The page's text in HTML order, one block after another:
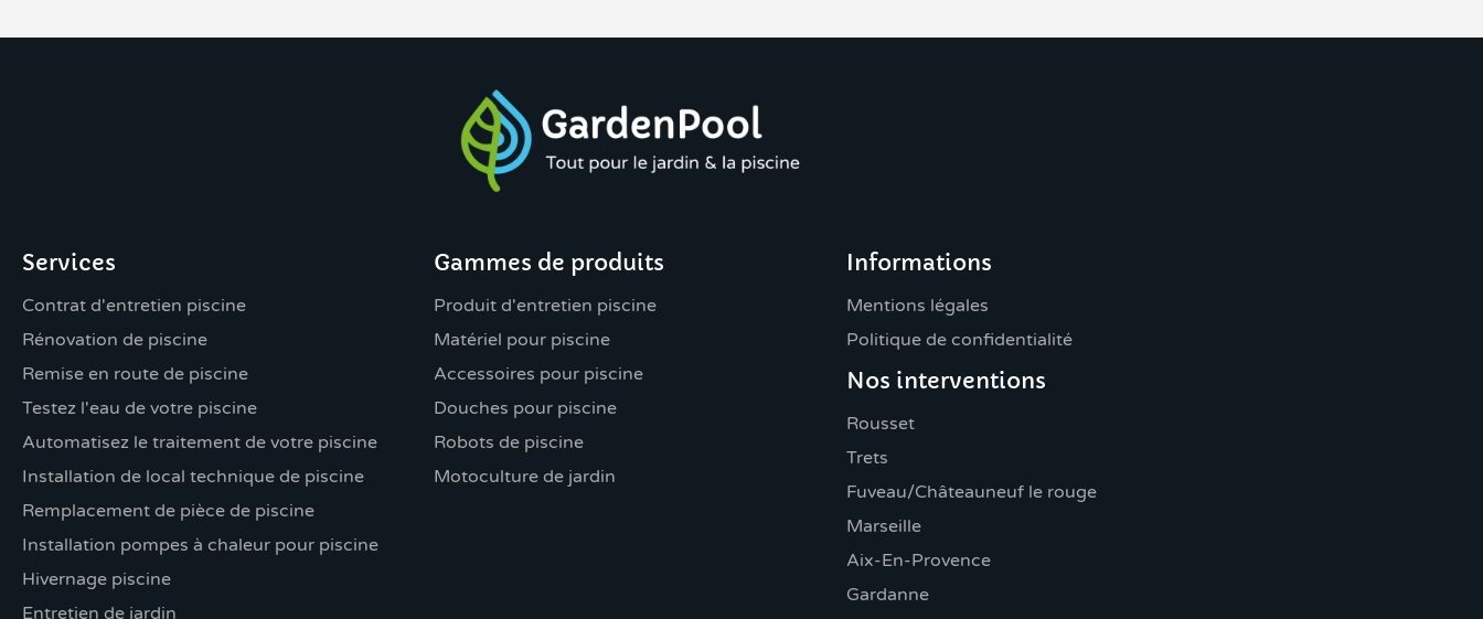
Services
Contrat d'entretien piscine
Rénovation de piscine
Remise en route de piscine
Testez l'eau de votre piscine
Automatisez le traitement de votre piscine
Installation de local technique de piscine
Remplacement de pièce de piscine
Installation pompes à chaleur pour piscine
Hivernage piscine
Entretien de jardin
Gammes de produits
Produit d'entretien piscine
Matériel pour piscine
Accessoires pour piscine
Douches pour piscine
Robots de piscine
Motoculture de jardin
Informations
Mentions légales
Politique de confidentialité
Nos interventions
Rousset
Trets
Fuveau/Châteauneuf le rouge
Marseille
Aix-En-Provence
Gardanne